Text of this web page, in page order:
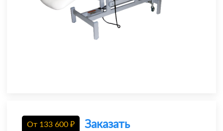
От 133 600 ₽ Заказать